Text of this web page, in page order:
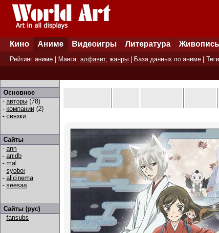
Кино Аниме Видеоигры Литература Живопись
Рейтинг аниме | Манга: алфавит, жанры База данных по аниме Теги
Основное
- авторы (78)
- компании (2)
- связки
Сайты
- ann
- anidb
- mal
- syoboi
- allcinema
- seesaa
Сайты (рус)
- fansubs